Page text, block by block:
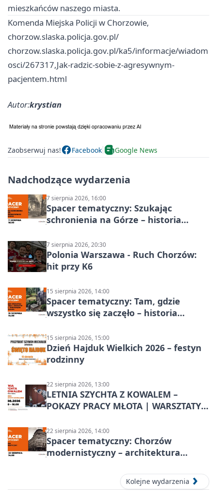
mieszkańców naszego miasta.
Komenda Miejska Policji w Chorzowie,
chorzow.slaska.policja.gov.pl/
chorzow.slaska.policja.gov.pl/ka5/informacje/wiadom
osci/267317,Jak-radzic-sobie-z-agresywnym-
pacjentem.html
Autor:krystian
Zaobserwuj nas! Facebook Google News
Nadchodzące wydarzenia
7 sierpnia 2026, 16:00
Spacer tematyczny: Szukając
schronienia na Górze – historia
7 sierpnia 2026, 20:30
Polonia Warszawa - Ruch Chorzów:
hit przy K6
15 sierpnia 2026, 14:00
Spacer tematyczny: Tam, gdzie
wszystko się zaczęło – historia
15 sierpnia 2026, 15:00
Dzień Hajduk Wielkich 2026 – festyn
rodzinny
22 sierpnia 2026, 13:00
LETNIA SZYCHTA Z KOWALEM –
POKAZY PRACY MŁOTA | WARSZTATY
22 sierpnia 2026, 14:00
Spacer tematyczny: Chorzów
modernistyczny – architektura
Kolejne wydarzenia